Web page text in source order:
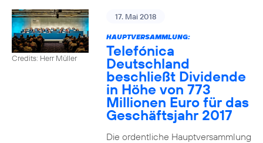
Credits: Herr Müller
17. Mai 2018
HAUPTVERSAMMLUNG:
Telefónica
Deutschland
beschließt Dividende
in Höhe von 773
Millionen Euro für das
Geschäftsjahr 2017
Die ordentliche Hauptversammlung